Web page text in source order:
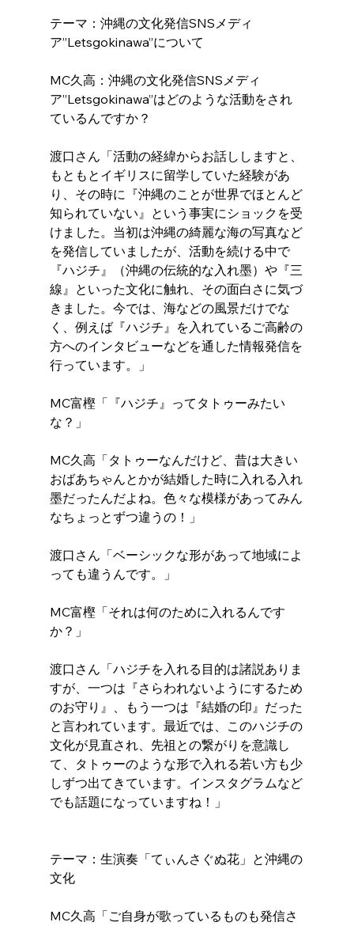
テーマ：沖縄の文化発信SNSメディ
ア”Letsgokinawa”について
MC久高：沖縄の文化発信SNSメディ
ア”Letsgokinawa”はどのような活動をされ
ているんですか？
渡口さん「活動の経緯からお話ししますと、
もともとイギリスに留学していた経験があ
り、その時に『沖縄のことが世界でほとんど
知られていない』という事実にショックを受
けました。当初は沖縄の綺麗な海の写真など
を発信していましたが、活動を続ける中で
『ハジチ』（沖縄の伝統的な入れ墨）や『三
線』といった文化に触れ、その面白さに気づ
きました。今では、海などの風景だけでな
く、例えば『ハジチ』を入れているご高齢の
方へのインタビューなどを通した情報発信を
行っています。」
MC富樫「『ハジチ』ってタトゥーみたい
な？」
MC久高「タトゥーなんだけど、昔は大きい
おばあちゃんとかが結婚した時に入れる入れ
墨だったんだよね。色々な模様があってみん
なちょっとずつ違うの！」
渡口さん「ベーシックな形があって地域によ
っても違うんです。」
MC富樫「それは何のために入れるんです
か？」
渡口さん「ハジチを入れる目的は諸説ありま
すが、一つは『さらわれないようにするため
のお守り』、もう一つは『結婚の印』だった
と言われています。最近では、このハジチの
文化が見直され、先祖との繋がりを意識し
て、タトゥーのような形で入れる若い方も少
しずつ出てきています。インスタグラムなど
でも話題になっていますね！」
テーマ：生演奏「てぃんさぐぬ花」と沖縄の
文化
MC久高「ご自身が歌っているものも発信さ